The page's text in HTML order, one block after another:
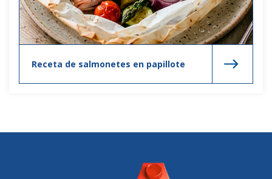
Receta de salmonetes en papillote